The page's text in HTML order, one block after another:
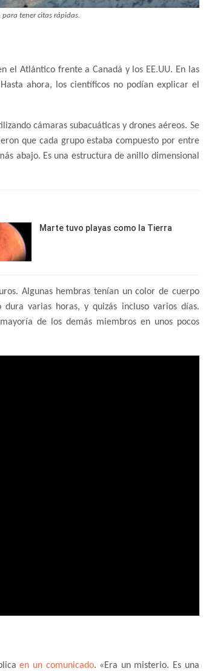
tener citas rápidas.
el Atlántico frente a Canadá y los EE.UU. En las
ahora, los científicos no podían explicar el
cámaras subacuáticas y drones aéreos. Se
que cada grupo estaba compuesto por entre
abajo. Es una estructura de anillo dimensional
Marte tuvo playas como la Tierra
Algunas hembras tenían un color de cuerpo
varias horas, y quizás incluso varios días.
de los demás miembros en unos pocos
en un comunicado. «Era un misterio. Es una